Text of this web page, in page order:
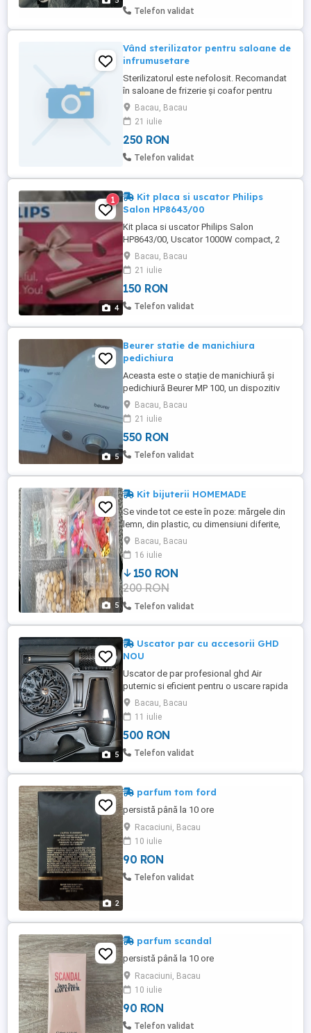
originală și cu toate accesoriile incluse
Telefon validat
Vând sterilizator pentru saloane de
infrumusetare
Sterilizatorul este nefolosit. Recomandat
în saloane de frizerie și coafor pentru
sterilizarea ustensilelor .
Bacau, Bacau
21 iulie
250 RON
Telefon validat
4
1
Kit placa si uscator Philips
Salon HP8643/00
Kit placa si uscator Philips Salon
HP8643/00, Uscator 1000W compact, 2
trepte de temperatura, 2 trepte viteza,
Placi ceramice, Incalzire rapida 60 sec,
210 grade, Roz Cadoul perfect pentru
parul tau Placa de indreptat parul Philips
HP8309/00, 210 grade, Easy lock Uscator
Bacau, Bacau
21 iulie
150 RON
Telefon validat
5
Beurer statie de manichiura
pedichiura
Aceasta este o stație de manichiură și
pedichiură Beurer MP 100, un dispozitiv
electric profesional de culoare albă
utilizat pentru îngrijirea
unghiilor.Performanță: Aparatul atinge o
viteză maximă de 20.000 de rotații pe
minut, fiind potrivit și pentru unghii
Bacau, Bacau
21 iulie
550 RON
Telefon validat
5
Kit bijuterii HOMEMADE
Se vinde tot ce este în poze: mărgele din
lemn, din plastic, cu dimensiuni diferite,
suport pentru cercei, pentru broșe,
brelocuri, etc. Produsele se pot vinde si
separat.
Bacau, Bacau
16 iulie
150 RON
200 RON
Telefon validat
5
Uscator par cu accesorii GHD
NOU
Uscator de par profesional ghd Air
puternic si eficient pentru o uscare rapida
Difuzor ghd Air perfect pentru obtinerea
unor bucle naturale si volum Duza
concentratoare pentru un finisaj neted si
control mai bun al coafarii Perie ceramica
ghd Vented Radial
Bacau, Bacau
11 iulie
500 RON
Telefon validat
2
parfum tom ford
persistă până la 10 ore
Racaciuni, Bacau
10 iulie
90 RON
Telefon validat
parfum scandal
persistă până la 10 ore
Racaciuni, Bacau
10 iulie
90 RON
Telefon validat